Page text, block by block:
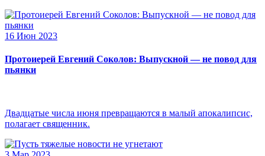
16 Июн 2023
Протоиерей Евгений Соколов: Выпускной — не повод для
пьянки
Двадцатые числа июня превращаются в малый апокалипсис,
полагает священник.